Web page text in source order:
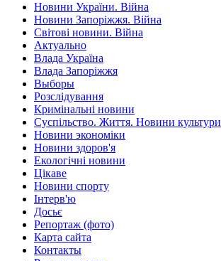
Новини України. Війна
Новини Запоріжжя. Війна
Світові новини. Війна
Актуально
Влада Україна
Влада Запоріжжя
Выборы
Розслідування
Кримінальні новини
Суспільство. Життя. Новини культури
Новини экономіки
Новини здоров'я
Екологічні новини
Цікаве
Новини спорту
Інтерв'ю
Досьє
Репортаж (фото)
Карта сайта
Контакты